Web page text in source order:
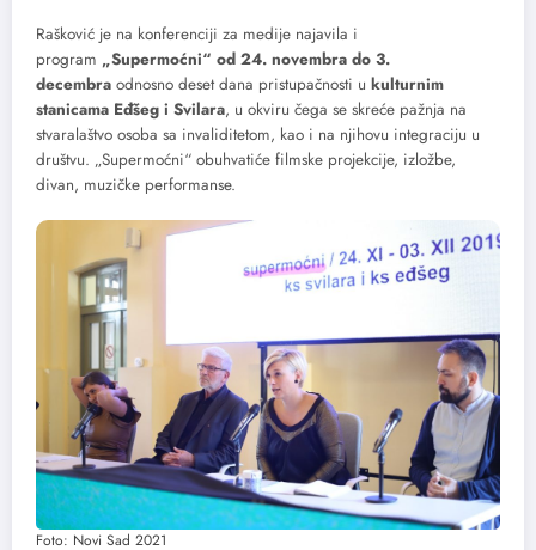
Rašković je na konferenciji za medije najavila i
program „Supermoćni“ od 24. novembra do 3.
decembra odnosno deset dana pristupačnosti u kulturnim
stanicama Eđšeg i Svilara, u okviru čega se skreće pažnja na
stvaralaštvo osoba sa invaliditetom, kao i na njihovu integraciju u
društvu. „Supermoćni“ obuhvatiće filmske projekcije, izložbe,
divan, muzičke performanse.
Foto: Novi Sad 2021